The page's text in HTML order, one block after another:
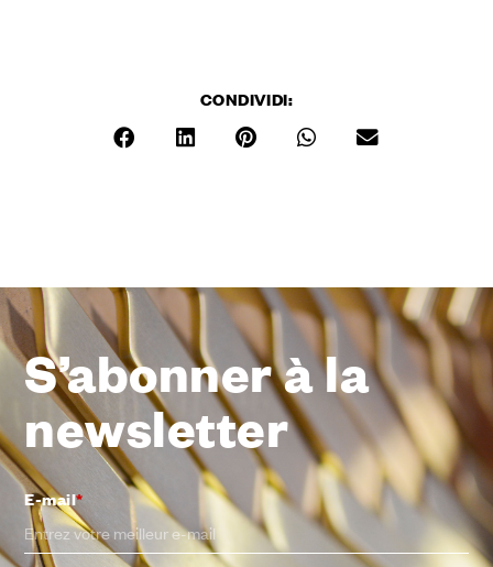
CONDIVIDI:
S’abonner à la
newsletter
E-mail*